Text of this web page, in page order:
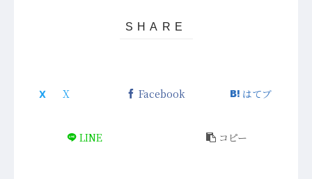
Facebook はてブ
LINE コピー